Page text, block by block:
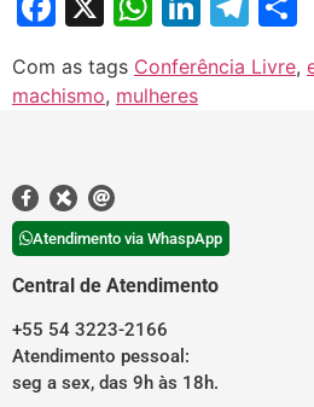
Com as tags Conferência Livre,
machismo, mulheres
Atendimento via WhaspApp
Central de Atendimento
+55 54 3223-2166
Atendimento pessoal:
seg a sex, das 9h às 18h.